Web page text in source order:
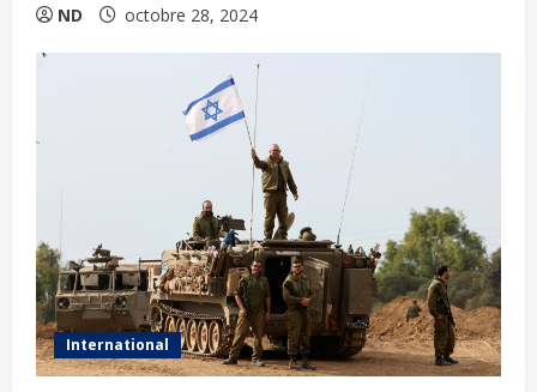
ND octobre 28, 2024
International